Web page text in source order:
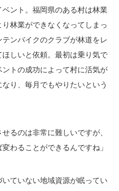
ント。福岡県のある村は林業
林業ができなくなってしまっ
ンバイクのクラブが林道をレ
しいと依頼。最初は乗り気で
トの成功によって村に活気が
り、毎月でもやりたいという
るのは非常に難しいですが、
わることができるんですね」
いていない地域資源が眠ってい